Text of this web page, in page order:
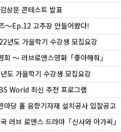
상문 콘테스트 발표
〜Ep.12 고추장 만들어봤다!
년도 가을학기 수강생 모집요강
회 ～ 러브로맨스영화「좋아해줘」
도 가을학기 수강생 모집요강
World 최신 추천 프로그램
마당 홀 음향기자재 설치공사 입찰공고
러브 로맨스 드라마「신사와 아가씨」